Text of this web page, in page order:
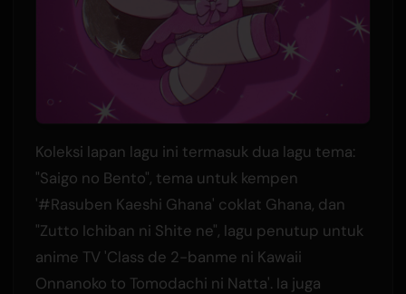
Koleksi lapan lagu ini termasuk dua lagu tema:
"Saigo no Bento", tema untuk kempen
'#Rasuben Kaeshi Ghana' coklat Ghana, dan
"Zutto Ichiban ni Shite ne", lagu penutup untuk
anime TV 'Class de 2-banme ni Kawaii
Onnanoko to Tomodachi ni Natta'. Ia juga